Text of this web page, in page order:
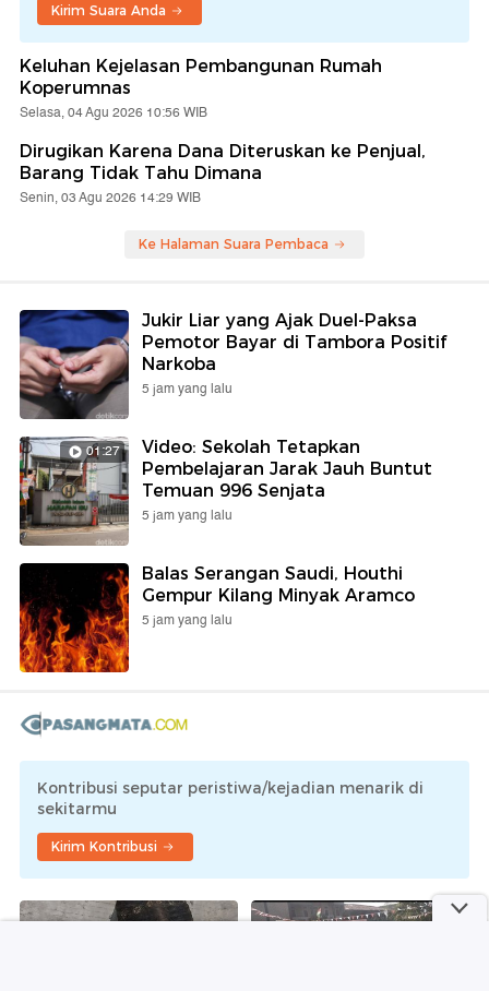
Kirim Suara Anda
Keluhan Kejelasan Pembangunan Rumah
Koperumnas
Selasa, 04 Agu 2026 10:56 WIB
Dirugikan Karena Dana Diteruskan ke Penjual,
Barang Tidak Tahu Dimana
Senin, 03 Agu 2026 14:29 WIB
Ke Halaman Suara Pembaca
Jukir Liar yang Ajak Duel-Paksa
Pemotor Bayar di Tambora Positif
Narkoba
5 jam yang lalu
01:27
Video: Sekolah Tetapkan
Pembelajaran Jarak Jauh Buntut
Temuan 996 Senjata
5 jam yang lalu
Balas Serangan Saudi, Houthi
Gempur Kilang Minyak Aramco
5 jam yang lalu
Kontribusi seputar peristiwa/kejadian menarik di
sekitarmu
Kirim Kontribusi